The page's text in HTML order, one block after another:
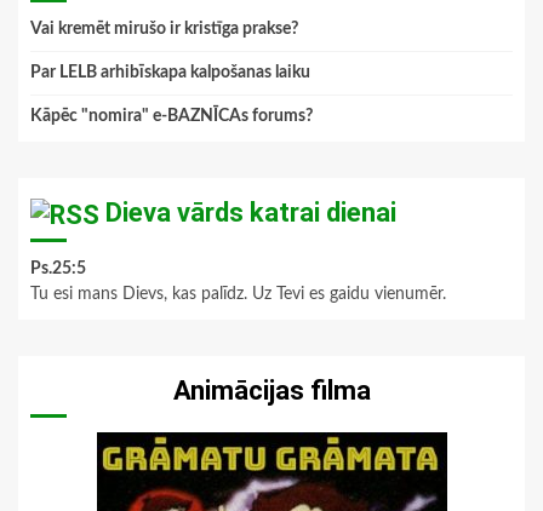
Vai kremēt mirušo ir kristīga prakse?
Par LELB arhibīskapa kalpošanas laiku
Kāpēc "nomira" e-BAZNĪCAs forums?
Dieva vārds katrai dienai
Ps.25:5
Tu esi mans Dievs, kas palīdz. Uz Tevi es gaidu vienumēr.
Animācijas filma